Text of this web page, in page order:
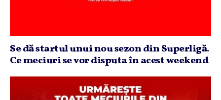
Se dă startul unui nou sezon din Superligă.
Ce meciuri se vor disputa în acest weekend